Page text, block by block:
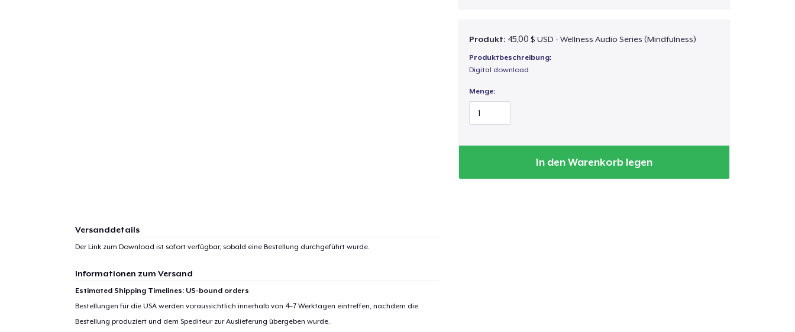
Wears every scar like sacred art.
And still I rise — I’ve come back home.
This breath is fire, this heart, a drum,
My hips remember where I’m from.
I walk this world in full, wide stride.
Produkt: 45,00 $ USD - Wellness Audio Series (Mindfulness)
Produktbeschreibung:
Digital download
Menge:
In den Warenkorb legen
Versanddetails
Der Link zum Download ist sofort verfügbar, sobald eine Bestellung durchgeführt wurde.
Informationen zum Versand
Estimated Shipping Timelines: US-bound orders
Bestellungen für die USA werden voraussichtlich innerhalb von 4–7 Werktagen eintreffen, nachdem die
Bestellung produziert und dem Spediteur zur Auslieferung übergeben wurde.